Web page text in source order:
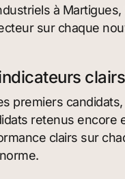
à
sur chaque
premiers
retenus encore
clairs sur